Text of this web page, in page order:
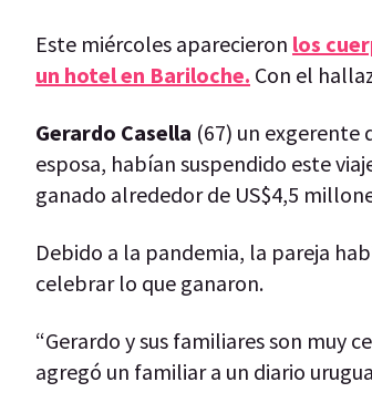
Este miércoles aparecieron los
un hotel en Bariloche. Con el
Gerardo Casella (67) un exgerente
esposa, habían suspendido este
ganado alrededor de US$4,5
Debido a la pandemia, la pareja
celebrar lo que ganaron.
“Gerardo y sus familiares son muy
agregó un familiar a un diario